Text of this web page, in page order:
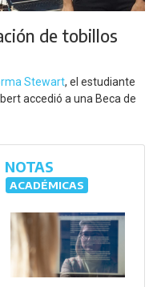
de tobillos
Stewart, el estudiante
accedió a una Beca de
NOTAS
ACADÉMICAS